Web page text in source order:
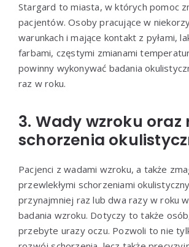
Stargard to miasta, w których pomoc
pacjentów. Osoby pracujące w
warunkach i mające kontakt z pyłami,
farbami, częstymi zmianami
powinny wykonywać badania
raz w roku.
3. Wady wzroku oraz
schorzenia
Pacjenci z wadami wzroku, a także
przewlekłymi schorzeniami
przynajmniej raz lub dwa razy w roku
badania wzroku. Dotyczy to także
przebyte urazy oczu. Pozwoli to nie